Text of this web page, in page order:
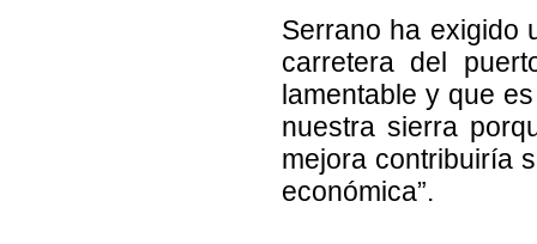
Serrano ha exigido
carretera del
lamentable y que
nuestra sierra
mejora contribuiría
económica”.